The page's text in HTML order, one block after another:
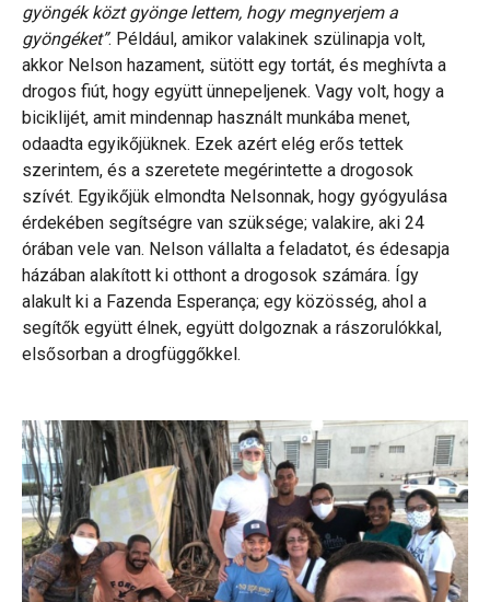
gyöngék közt gyönge lettem, hogy megnyerjem a
gyöngéket”. Például, amikor valakinek szülinapja volt,
akkor Nelson hazament, sütött egy tortát, és meghívta a
drogos fiút, hogy együtt ünnepeljenek. Vagy volt, hogy a
biciklijét, amit mindennap használt munkába menet,
odaadta egyikőjüknek. Ezek azért elég erős tettek
szerintem, és a szeretete megérintette a drogosok
szívét. Egyikőjük elmondta Nelsonnak, hogy gyógyulása
érdekében segítségre van szüksége; valakire, aki 24
órában vele van. Nelson vállalta a feladatot, és édesapja
házában alakított ki otthont a drogosok számára. Így
alakult ki a Fazenda Esperança; egy közösség, ahol a
segítők együtt élnek, együtt dolgoznak a rászorulókkal,
elsősorban a drogfüggőkkel.